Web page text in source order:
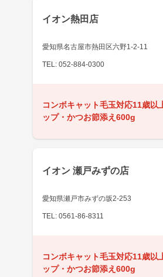
イオン熱田店
愛知県名古屋市熱田区六野1-2-11
TEL: 052-884-0300
コンボキャット毛玉対応11歳以
ップ・かつお節添え600g
イオン 瀬戸みずの店
愛知県瀬戸市みずの坂2-253
TEL: 0561-86-8311
コンボキャット毛玉対応11歳以
ップ・かつお節添え600g